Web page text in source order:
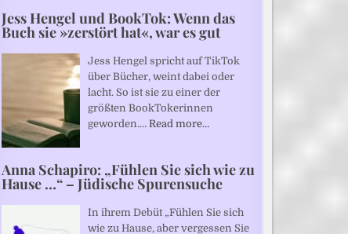
Jess Hengel und BookTok: Wenn das
Buch sie »zerstört hat«, war es gut
Jess Hengel spricht auf TikTok
über Bücher, weint dabei oder
lacht. So ist sie zu einer der
größten BookTokerinnen
geworden.… Read more…
Anna Schapiro: „Fühlen Sie sich wie zu
Hause …“ – Jüdische Spurensuche
In ihrem Debüt „Fühlen Sie sich
wie zu Hause, aber vergessen Sie